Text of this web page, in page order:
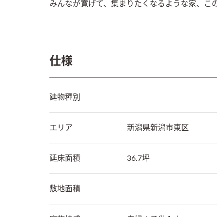
みんなが寛げて、集まりたくなるような家、こ
仕様
建物種別
エリア 新潟県新潟市東区
延床面積 36.7坪
敷地面積